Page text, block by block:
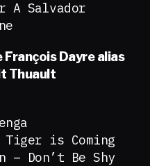
A Salvador
François Dayre alias
Thuault
Tiger is Coming
– Don’t Be Shy